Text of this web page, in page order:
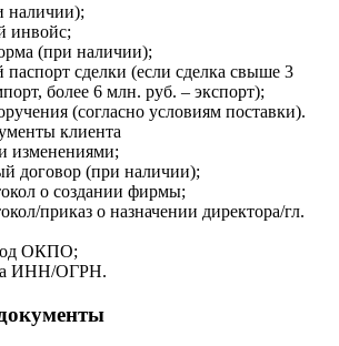
наличии);
инвойс;
(при наличии);
сделки (если сделка свыше 3
более 6 млн. руб. – экспорт);
(согласно условиям поставки).
клиента
изменениями;
договор (при наличии);
о создании фирмы;
приказ о назначении директора/гл.
ОКПО;
ИНН/ОГРН.